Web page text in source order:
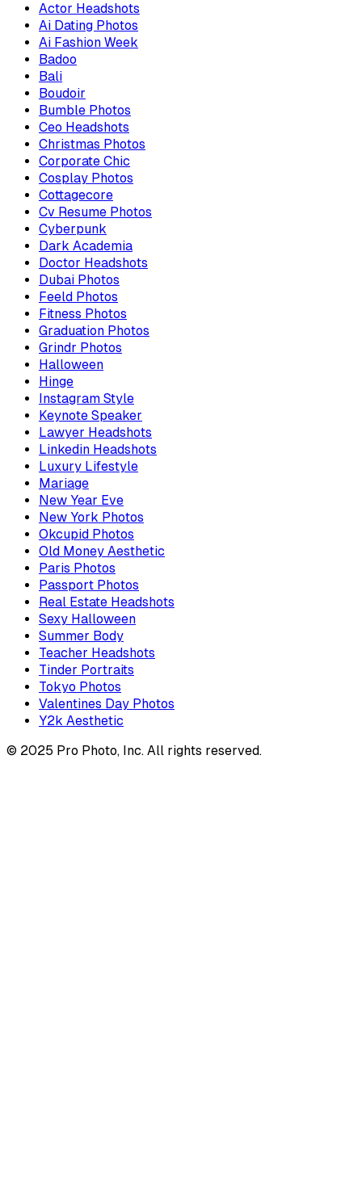
Actor Headshots
Ai Dating Photos
Ai Fashion Week
Badoo
Bali
Boudoir
Bumble Photos
Ceo Headshots
Christmas Photos
Corporate Chic
Cosplay Photos
Cottagecore
Cv Resume Photos
Cyberpunk
Dark Academia
Doctor Headshots
Dubai Photos
Feeld Photos
Fitness Photos
Graduation Photos
Grindr Photos
Halloween
Hinge
Instagram Style
Keynote Speaker
Lawyer Headshots
Linkedin Headshots
Luxury Lifestyle
Mariage
New Year Eve
New York Photos
Okcupid Photos
Old Money Aesthetic
Paris Photos
Passport Photos
Real Estate Headshots
Sexy Halloween
Summer Body
Teacher Headshots
Tinder Portraits
Tokyo Photos
Valentines Day Photos
Y2k Aesthetic
© 2025 Pro Photo, Inc. All rights reserved.